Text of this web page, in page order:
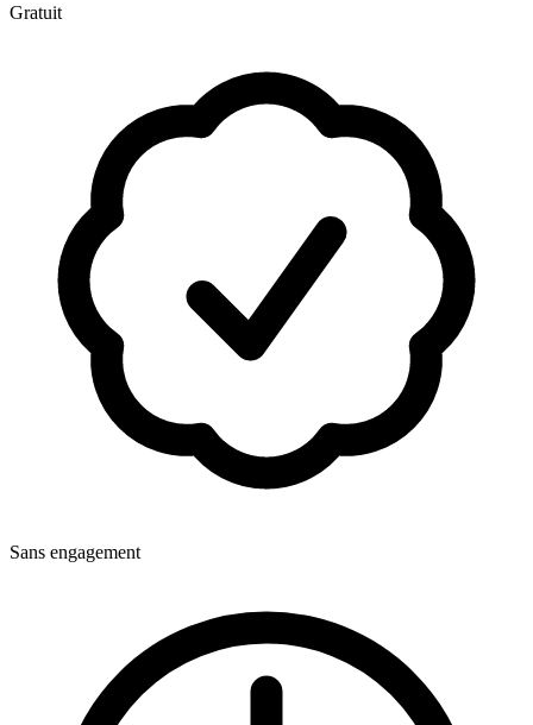
Gratuit
Sans engagement